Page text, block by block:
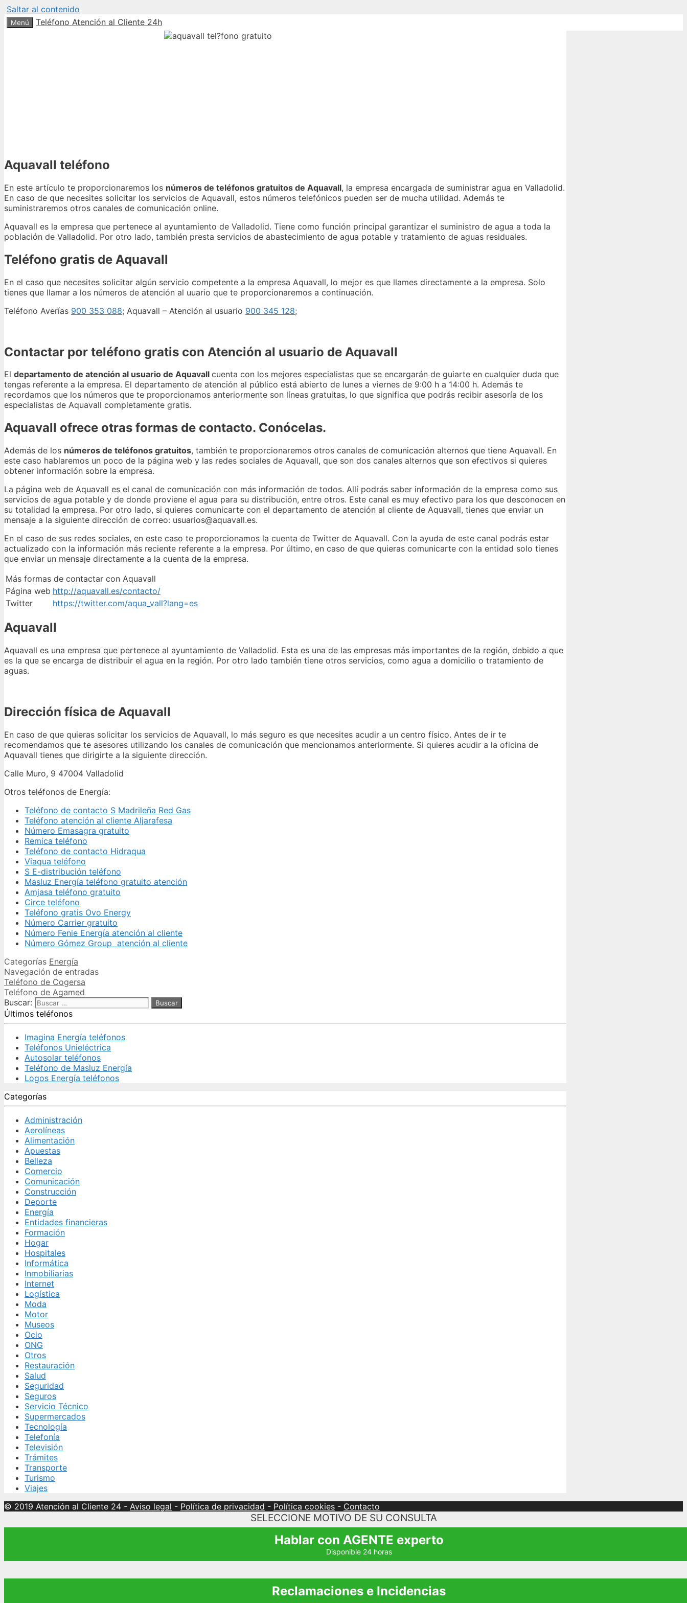
Saltar al contenido
Menú Teléfono Atención al Cliente 24h
Aquavall teléfono
En este artículo te proporcionaremos los números de teléfonos gratuitos de Aquavall, la empresa encargada de suministrar agua en Valladolid.
En caso de que necesites solicitar los servicios de Aquavall, estos números telefónicos pueden ser de mucha utilidad. Además te
suministraremos otros canales de comunicación online.
Aquavall es la empresa que pertenece al ayuntamiento de Valladolid. Tiene como función principal garantizar el suministro de agua a toda la
población de Valladolid. Por otro lado, también presta servicios de abastecimiento de agua potable y tratamiento de aguas residuales.
Teléfono gratis de Aquavall
En el caso que necesites solicitar algún servicio competente a la empresa Aquavall, lo mejor es que llames directamente a la empresa. Solo
tienes que llamar a los números de atención al uuario que te proporcionaremos a continuación.
Teléfono Averías 900 353 088; Aquavall – Atención al usuario 900 345 128;
Contactar por teléfono gratis con Atención al usuario de Aquavall
El departamento de atención al usuario de Aquavall cuenta con los mejores especialistas que se encargarán de guiarte en cualquier duda que
tengas referente a la empresa. El departamento de atención al público está abierto de lunes a viernes de 9:00 h a 14:00 h. Además te
recordamos que los números que te proporcionamos anteriormente son líneas gratuitas, lo que significa que podrás recibir asesoría de los
especialistas de Aquavall completamente gratis.
Aquavall ofrece otras formas de contacto. Conócelas.
Además de los números de teléfonos gratuitos, también te proporcionaremos otros canales de comunicación alternos que tiene Aquavall. En
este caso hablaremos un poco de la página web y las redes sociales de Aquavall, que son dos canales alternos que son efectivos si quieres
obtener información sobre la empresa.
La página web de Aquavall es el canal de comunicación con más información de todos. Allí podrás saber información de la empresa como sus
servicios de agua potable y de donde proviene el agua para su distribución, entre otros. Este canal es muy efectivo para los que desconocen en
su totalidad la empresa. Por otro lado, si quieres comunicarte con el departamento de atención al cliente de Aquavall, tienes que enviar un
mensaje a la siguiente dirección de correo: usuarios@aquavall.es.
En el caso de sus redes sociales, en este caso te proporcionamos la cuenta de Twitter de Aquavall. Con la ayuda de este canal podrás estar
actualizado con la información más reciente referente a la empresa. Por último, en caso de que quieras comunicarte con la entidad solo tienes
que enviar un mensaje directamente a la cuenta de la empresa.
Más formas de contactar con Aquavall
Página web http://aquavall.es/contacto/
Twitter
https://twitter.com/aqua_vall?lang=es
Aquavall
Aquavall es una empresa que pertenece al ayuntamiento de Valladolid. Esta es una de las empresas más importantes de la región, debido a que
es la que se encarga de distribuir el agua en la región. Por otro lado también tiene otros servicios, como agua a domicilio o tratamiento de
aguas.
Dirección física de Aquavall
En caso de que quieras solicitar los servicios de Aquavall, lo más seguro es que necesites acudir a un centro físico. Antes de ir te
recomendamos que te asesores utilizando los canales de comunicación que mencionamos anteriormente. Si quieres acudir a la oficina de
Aquavall tienes que dirigirte a la siguiente dirección.
Calle Muro, 9 47004 Valladolid
Otros teléfonos de Energía:
Teléfono de contacto S Madrileña Red Gas
Teléfono atención al cliente Aljarafesa
Número Emasagra gratuito
Remica teléfono
Teléfono de contacto Hidraqua
Viaqua teléfono
S E-distribución teléfono
Masluz Energía teléfono gratuito atención
Amjasa teléfono gratuito
Circe teléfono
Teléfono gratis Ovo Energy
Número Carrier gratuito
Número Fenie Energía atención al cliente
Número Gómez Group atención al cliente
Categorías Energía
Navegación de entradas
Teléfono de Cogersa
Teléfono de Agamed
Buscar:
Últimos teléfonos
Imagina Energía teléfonos
Teléfonos Unieléctrica
Autosolar teléfonos
Teléfono de Masluz Energía
Logos Energía teléfonos
Categorías
Administración
Aerolíneas
Alimentación
Apuestas
Belleza
Comercio
Comunicación
Construcción
Deporte
Energía
Entidades financieras
Formación
Hogar
Hospitales
Informática
Inmobiliarias
Internet
Logística
Moda
Motor
Museos
Ocio
ONG
Otros
Restauración
Salud
Seguridad
Seguros
Servicio Técnico
Supermercados
Tecnología
Telefonía
Televisión
Trámites
Transporte
Turismo
Viajes
© 2019 Atención al Cliente 24 - Aviso legal - Política de privacidad - Política cookies - Contacto
SELECCIONE MOTIVO DE SU CONSULTA
Hablar con AGENTE experto
Disponible 24 horas
Reclamaciones e Incidencias